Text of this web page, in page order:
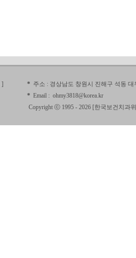
] * 주소 : 경상남도 창원시 진해구 석동 대
* Email : ohmy3818@korea.kr
Copyright ⓒ 1995 - 2026 [한국보건치과